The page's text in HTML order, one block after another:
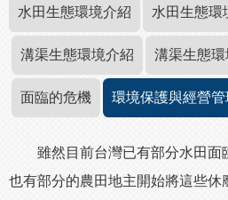
水田生態環境介紹 水田生態環
溝渠生態環境介紹 溝渠生態
面臨的危機 環境保護與經營管
雖然目前台灣已有部分水田面
也有部分的農田地主開始將這些休